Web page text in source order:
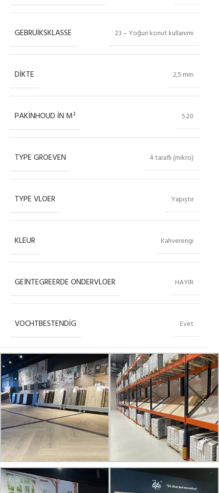
GEBRUIKSKLASSE 23 – Yoğun konut kullanımı
DIKTE 2,5 mm
PAKINHOUD IN M² 5.20
TYPE GROEVEN 4 taraflı (mikro)
TYPE VLOER Yapıştır
KLEUR Kahverengi
GEÏNTEGREERDE ONDERVLOER HAYIR
VOCHTBESTENDIG Evet